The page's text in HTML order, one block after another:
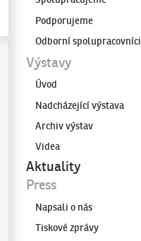
Galerie KODLPodporujeme
Odborní spolupracovníci
Výstavy
Úvod
Nadcházející výstava
Archiv výstav
Videa
Aktuality
Press
Napsali o nás
Tiskové zprávy